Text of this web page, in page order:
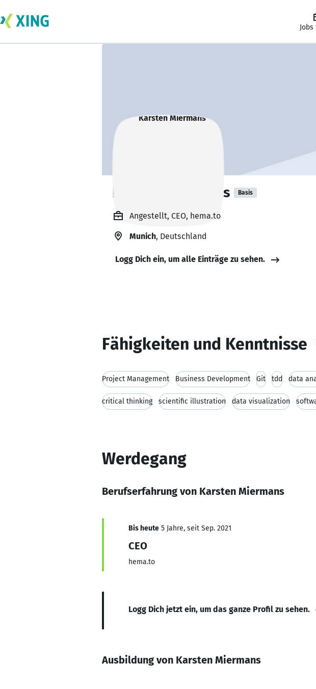
Karsten Miermans Basis
Angestellt, CEO, hema.to
Munich, Deutschland
Logg Dich ein, um alle Einträge zu sehen.
Fähigkeiten und Kenntnisse
Project Management Business Development Git tdd data
critical thinking scientific illustration data visualization
Werdegang
Berufserfahrung von Karsten Miermans
Bis heute 5 Jahre, seit Sep. 2021
CEO
hema.to
Logg Dich jetzt ein, um das ganze Profil zu sehen.
Ausbildung von Karsten Miermans